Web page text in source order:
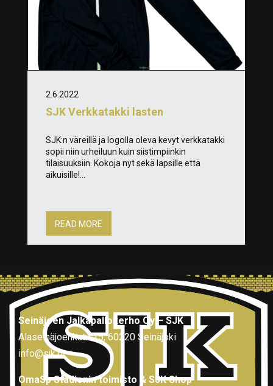
SJK Verkkatakki lasten
2.6.2022
SJK:n väreillä ja logolla oleva kevyt verkkatakki
sopii niin urheiluun kuin siistimpiinkin
tilaisuuksiin. Kokoja nyt sekä lapsille että
aikuisille!...
READ MORE
Seinäjoen Jalkapallokerho Oy – SJK
Alaseinäjoenkatu 15, 60220 Seinäjoki
info@sjk.fi
OmaSp Stadionin toimisto & SJK Shop